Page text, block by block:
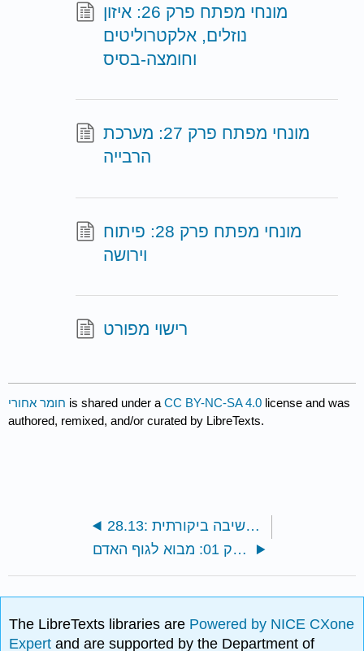
מונחי מפתח פרק 26: איזון
נוזלים, אלקטרוליטים
וחומצה-בסיס
מונחי מפתח פרק 27: מערכת
הרבייה
מונחי מפתח פרק 28: פיתוח
וירושה
רישוי מפורט
חומר אחורי is shared under aCC BY-NC-SA 4.0 license and was
authored, remixed, and/or curated by LibreTexts.
28.13: שאלות חשיבה ביקורתית
מונחי מפתח פרק 01: מבוא לגוף האדם
The LibreTexts libraries are Powered by NICE CXone
Expertand are supported by the Department of